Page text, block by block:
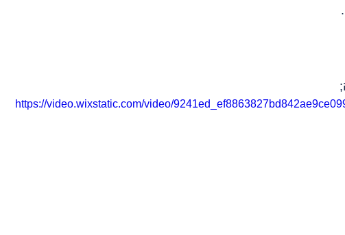
https://video.wixstatic.com/video/